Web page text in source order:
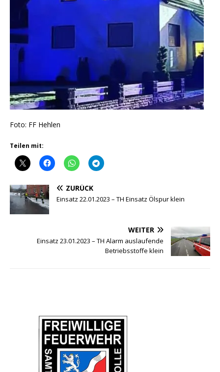
Foto: FF Hehlen
Teilen mit:
ZURÜCK
Einsatz 22.01.2023 – TH Einsatz Ölspur klein
WEITER
Einsatz 23.01.2023 – TH Alarm auslaufende
Betriebsstoffe klein